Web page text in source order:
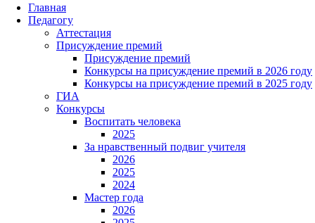
Главная
Педагогу
Аттестация
Присуждение премий
Присуждение премий
Конкурсы на присуждение премий в 2026 году
Конкурсы на присуждение премий в 2025 году
ГИА
Конкурсы
Воспитать человека
2025
За нравственный подвиг учителя
2026
2025
2024
Мастер года
2026